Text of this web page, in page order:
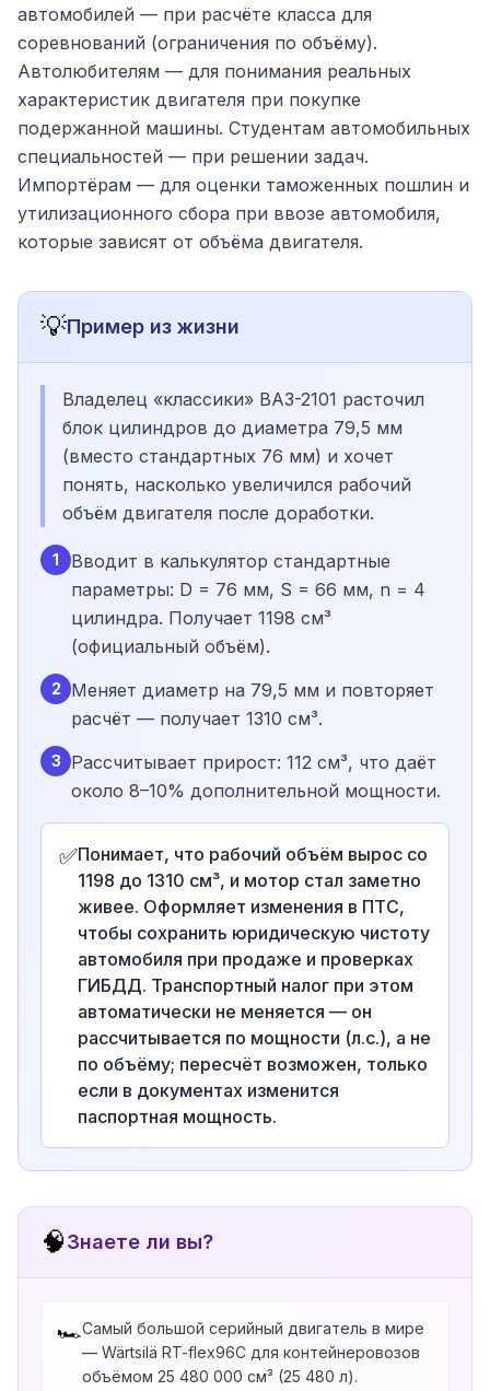
автомобилей — при расчёте класса для
соревнований (ограничения по объёму).
Автолюбителям — для понимания реальных
характеристик двигателя при покупке
подержанной машины. Студентам автомобильных
специальностей — при решении задач.
Импортёрам — для оценки таможенных пошлин и
утилизационного сбора при ввозе автомобиля,
которые зависят от объёма двигателя.
💡Пример из жизни
Владелец «классики» ВАЗ-2101 расточил
блок цилиндров до диаметра 79,5 мм
(вместо стандартных 76 мм) и хочет
понять, насколько увеличился рабочий
объём двигателя после доработки.
1
Вводит в калькулятор стандартные
параметры: D = 76 мм, S = 66 мм, n = 4
цилиндра. Получает 1198 см³
(официальный объём).
2
Меняет диаметр на 79,5 мм и повторяет
расчёт — получает 1310 см³.
3
Рассчитывает прирост: 112 см³, что даёт
около 8–10% дополнительной мощности.
✅Понимает, что рабочий объём вырос со
1198 до 1310 см³, и мотор стал заметно
живее. Оформляет изменения в ПТС,
чтобы сохранить юридическую чистоту
автомобиля при продаже и проверках
ГИБДД. Транспортный налог при этом
автоматически не меняется — он
рассчитывается по мощности (л.с.), а не
по объёму; пересчёт возможен, только
если в документах изменится
паспортная мощность.
🧠Знаете ли вы?
🏎️Самый большой серийный двигатель в мире
— Wärtsilä RT-flex96C для контейнеровозов
объёмом 25 480 000 см³ (25 480 л).